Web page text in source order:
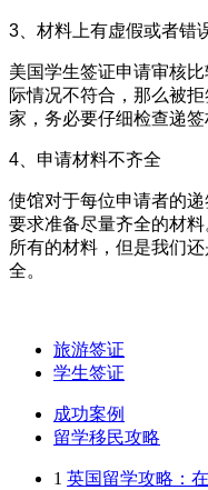
3、材料上有虚假或者错
美国学生签证申请审核
际情况不符合，那么被
家，务必要仔细检查递签
4、申请材料不齐全
使馆对于每位申请者的
要求准备尽量齐全的材
所有的材料，但是我们
全。
旅游签证
学生签证
成功案例
留学移民攻略
1 英国留学攻略：